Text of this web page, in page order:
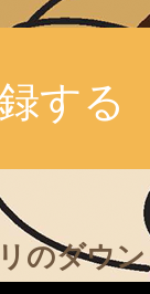
する
のダウ